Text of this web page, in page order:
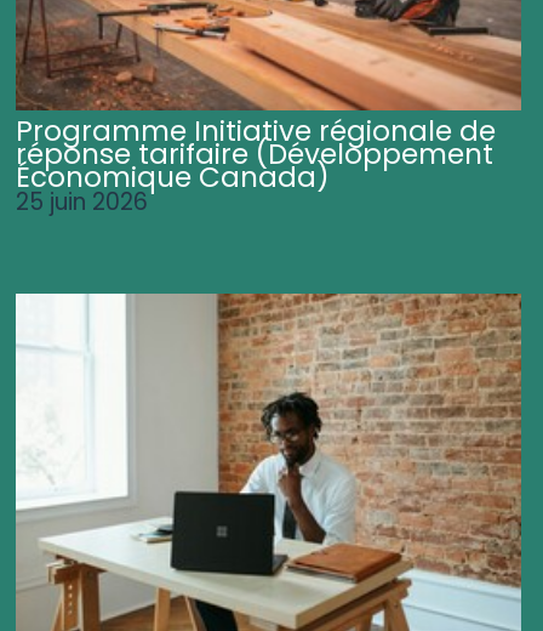
Programme Initiative régionale de
réponse tarifaire (Développement
Économique Canada)
25 juin 2026